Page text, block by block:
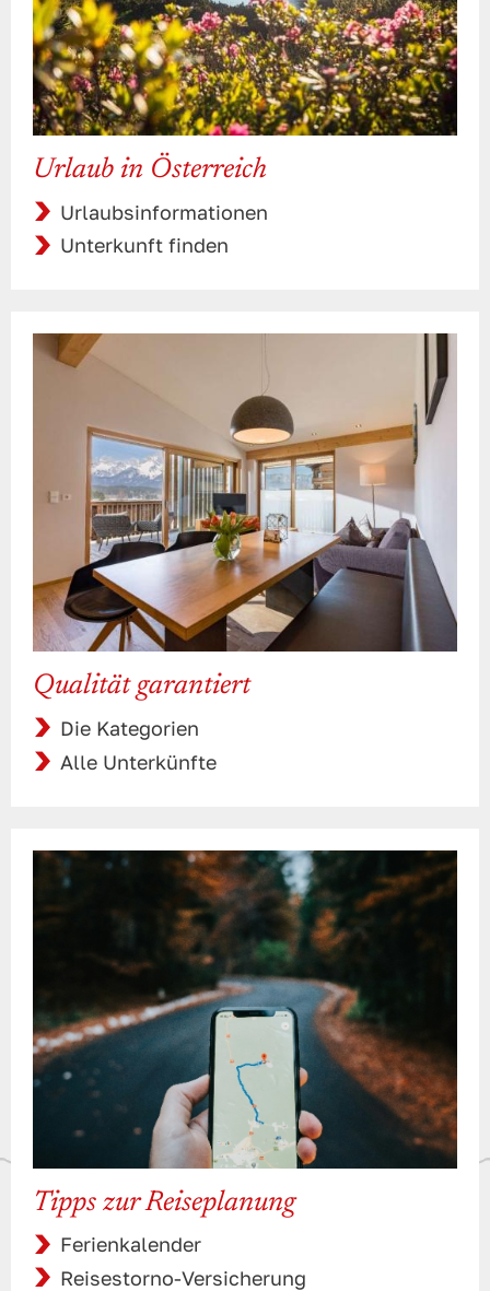
Urlaub in Österreich
Urlaubsinformationen
Unterkunft finden
Qualität garantiert
Die Kategorien
Alle Unterkünfte
Tipps zur Reiseplanung
Ferienkalender
Reisestorno-Versicherung